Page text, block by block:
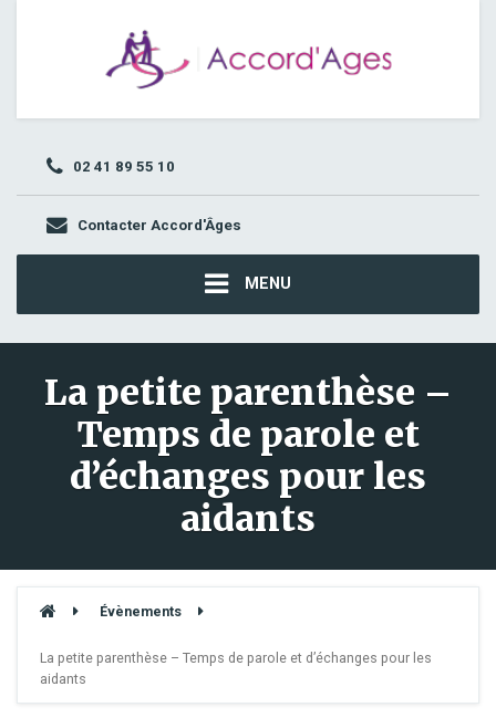
02 41 89 55 10
Contacter Accord'Âges
MENU
La petite parenthèse –
Temps de parole et
d’échanges pour les
aidants
Évènements
La petite parenthèse – Temps de parole et d’échanges pour les
aidants